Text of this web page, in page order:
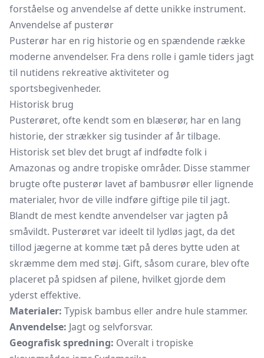
forståelse og anvendelse af dette unikke instrument.
Anvendelse af pusterør
Pusterør har en rig historie og en spændende række
moderne anvendelser. Fra dens rolle i gamle tiders jagt
til nutidens rekreative aktiviteter og
sportsbegivenheder.
Historisk brug
Pusterøret, ofte kendt som en blæserør, har en lang
historie, der strækker sig tusinder af år tilbage.
Historisk set blev det brugt af indfødte folk i
Amazonas og andre tropiske områder. Disse stammer
brugte ofte pusterør lavet af bambusrør eller lignende
materialer, hvor de ville indføre giftige pile til jagt.
Blandt de mest kendte anvendelser var jagten på
småvildt. Pusterøret var ideelt til lydløs jagt, da det
tillod jægerne at komme tæt på deres bytte uden at
skræmme dem med støj. Gift, såsom curare, blev ofte
placeret på spidsen af pilene, hvilket gjorde dem
yderst effektive.
Materialer: Typisk bambus eller andre hule stammer.
Anvendelse: Jagt og selvforsvar.
Geografisk spredning: Overalt i tropiske